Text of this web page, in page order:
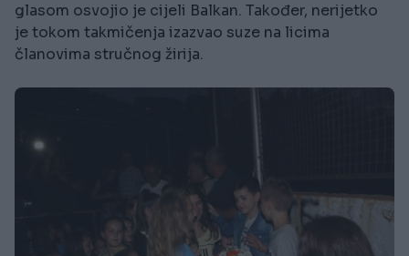
glasom osvojio je cijeli Balkan. Također, nerijetko
je tokom takmičenja izazvao suze na licima
članovima stručnog žirija.